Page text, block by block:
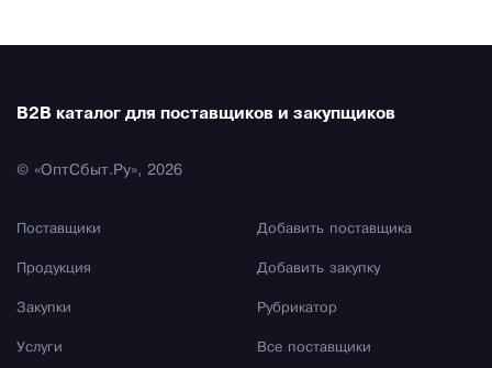
B2B каталог для поставщиков и закупщиков
© «ОптСбыт.Ру», 2026
Поставщики
Продукция
Закупки
Услуги
Добавить поставщика
Добавить закупку
Рубрикатор
Все поставщики